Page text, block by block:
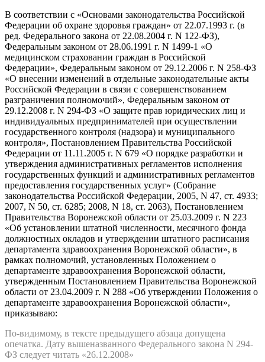
В соответствии с «Основами законодательства Российской
Федерации об охране здоровья граждан» от 22.07.1993 г. (в
ред. Федерального закона от 22.08.2004 г. N 122-ФЗ),
Федеральным законом от 28.06.1991 г. N 1499-1 «О
медицинском страховании граждан в Российской
Федерации», Федеральным законом от 29.12.2006 г. N 258-ФЗ
«О внесении изменений в отдельные законодательные акты
Российской Федерации в связи с совершенствованием
разграничения полномочий», Федеральным законом от
29.12.2008 г. N 294-ФЗ «О защите прав юридических лиц и
индивидуальных предпринимателей при осуществлении
государственного контроля (надзора) и муниципального
контроля», Постановлением Правительства Российской
Федерации от 11.11.2005 г. N 679 «О порядке разработки и
утверждения административных регламентов исполнения
государственных функций и административных регламентов
предоставления государственных услуг» (Собрание
законодательства Российской Федерации, 2005, N 47, ст. 4933;
2007, N 50, ст. 6285; 2008, N 18, ст. 2063), Постановлением
Правительства Воронежской области от 25.03.2009 г. N 223
«Об установлении штатной численности, месячного фонда
должностных окладов и утверждении штатного расписания
департамента здравоохранения Воронежской области», в
рамках полномочий, установленных Положением о
департаменте здравоохранения Воронежской области,
утвержденным Постановлением Правительства Воронежской
области от 23.04.2009 г. N 288 «Об утверждении Положения о
департаменте здравоохранения Воронежской области»,
приказываю:
По-видимому, в тексте предыдущего абзаца допущена
опечатка. Дату вышеназванного Федерального закона N 294-
ФЗ следует читать «26.12.2008»